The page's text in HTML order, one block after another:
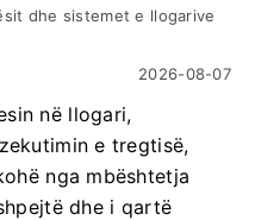
dhe sistemet e llogarive
2026-08-07
në llogari,
e tregtisë,
nga mbështetja
dhe i qartë